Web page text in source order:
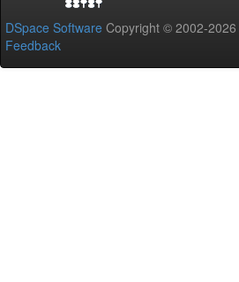
DSpace Software Copyright © 2002-2026
Feedback